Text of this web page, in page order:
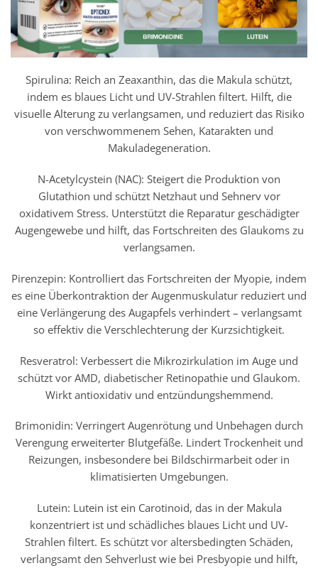
Spirulina: Reich an Zeaxanthin, das die Makula schützt,
indem es blaues Licht und UV-Strahlen filtert. Hilft, die
visuelle Alterung zu verlangsamen, und reduziert das Risiko
von verschwommenem Sehen, Katarakten und
Makuladegeneration.
N-Acetylcystein (NAC): Steigert die Produktion von
Glutathion und schützt Netzhaut und Sehnerv vor
oxidativem Stress. Unterstützt die Reparatur geschädigter
Augengewebe und hilft, das Fortschreiten des Glaukoms zu
verlangsamen.
Pirenzepin: Kontrolliert das Fortschreiten der Myopie, indem
es eine Überkontraktion der Augenmuskulatur reduziert und
eine Verlängerung des Augapfels verhindert – verlangsamt
so effektiv die Verschlechterung der Kurzsichtigkeit.
Resveratrol: Verbessert die Mikrozirkulation im Auge und
schützt vor AMD, diabetischer Retinopathie und Glaukom.
Wirkt antioxidativ und entzündungshemmend.
Brimonidin: Verringert Augenrötung und Unbehagen durch
Verengung erweiterter Blutgefäße. Lindert Trockenheit und
Reizungen, insbesondere bei Bildschirmarbeit oder in
klimatisierten Umgebungen.
Lutein: Lutein ist ein Carotinoid, das in der Makula
konzentriert ist und schädliches blaues Licht und UV-
Strahlen filtert. Es schützt vor altersbedingten Schäden,
verlangsamt den Sehverlust wie bei Presbyopie und hilft,